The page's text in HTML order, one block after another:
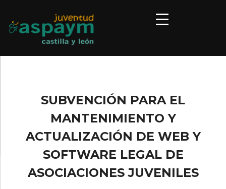
SUBVENCIÓN PARA EL
MANTENIMIENTO Y
ACTUALIZACIÓN DE WEB Y
SOFTWARE LEGAL DE
ASOCIACIONES JUVENILES